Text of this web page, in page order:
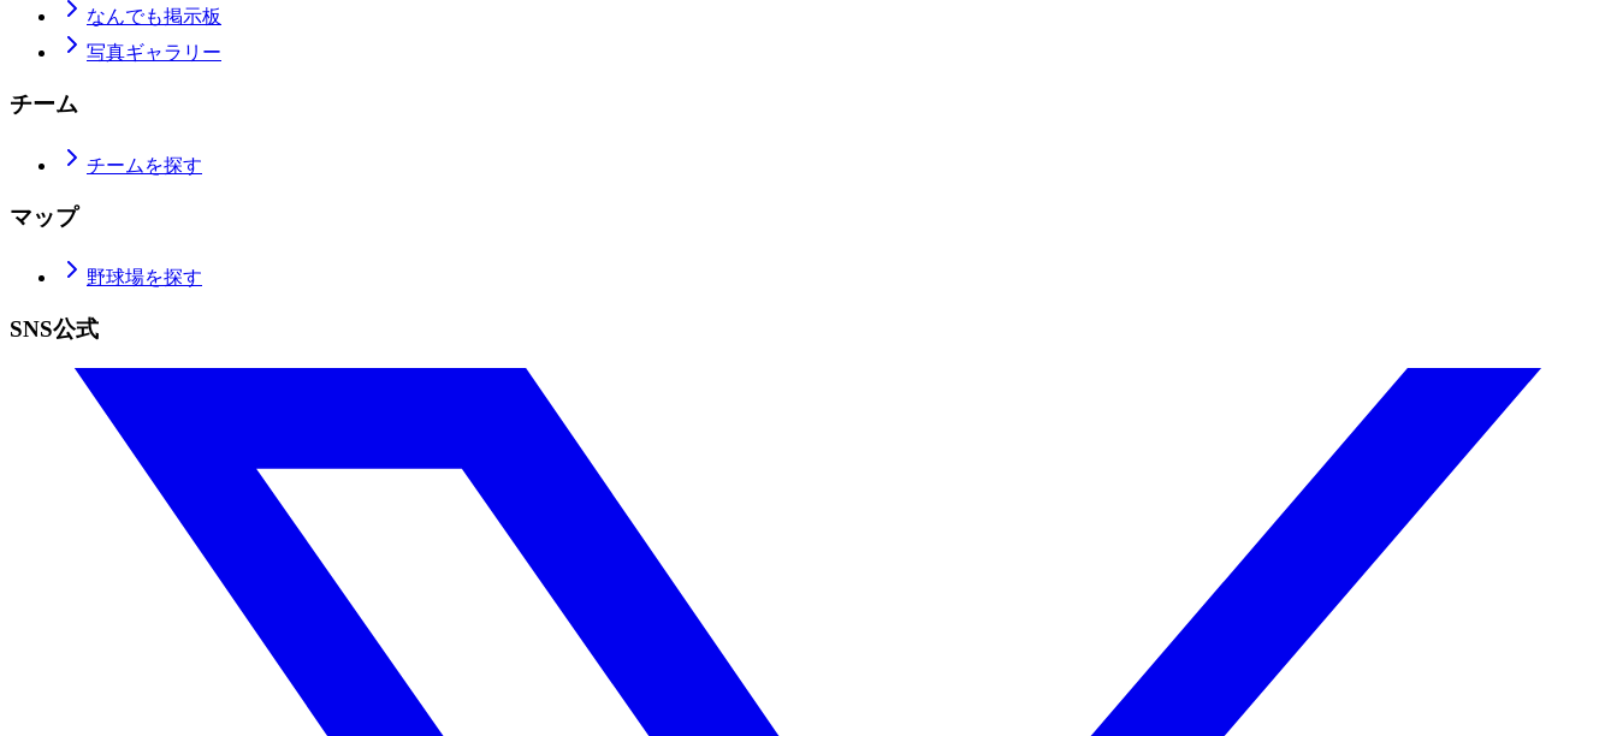
なんでも掲示板
写真ギャラリー
チーム
チームを探す
マップ
野球場を探す
SNS公式